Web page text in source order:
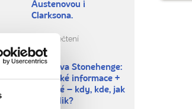
Austenovou i
Clarksona.
5.095 přečtení
Návštěva Stonehenge:
Praktické informace +
vstupné – kdy, kde, jak
a za kolik?